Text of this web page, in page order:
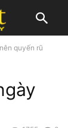
quyến rũ